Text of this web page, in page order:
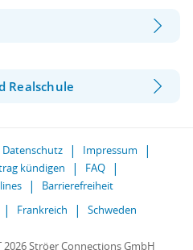
Realschule
Datenschutz
Impressum
kündigen
FAQ
Barrierefreiheit
Frankreich Schweden
2026 Ströer Connections GmbH